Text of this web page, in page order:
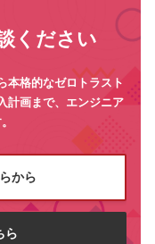
ください
本格的なゼロトラスト
計画まで、エンジニア
から
ら